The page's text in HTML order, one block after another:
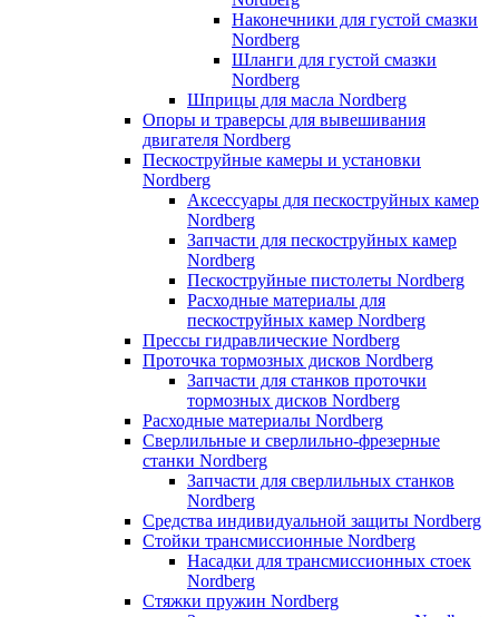
Наконечники для густой смазки
Nordberg
Шланги для густой смазки
Nordberg
Шприцы для масла Nordberg
Опоры и траверсы для вывешивания
двигателя Nordberg
Пескоструйные камеры и установки
Nordberg
Аксессуары для пескоструйных камер
Nordberg
Запчасти для пескоструйных камер
Nordberg
Пескоструйные пистолеты Nordberg
Расходные материалы для
пескоструйных камер Nordberg
Прессы гидравлические Nordberg
Проточка тормозных дисков Nordberg
Запчасти для станков проточки
тормозных дисков Nordberg
Расходные материалы Nordberg
Сверлильные и сверлильно-фрезерные
станки Nordberg
Запчасти для сверлильных станков
Nordberg
Средства индивидуальной защиты Nordberg
Стойки трансмиссионные Nordberg
Насадки для трансмиссионных стоек
Nordberg
Стяжки пружин Nordberg